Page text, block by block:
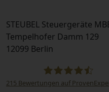
STEUBEL Steuergeräte
Tempelhofer Damm 129
12099 Berlin
215 Bewertungen auf